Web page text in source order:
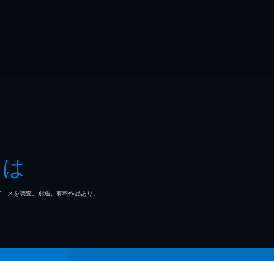
を調査。別途、有料作品あり。